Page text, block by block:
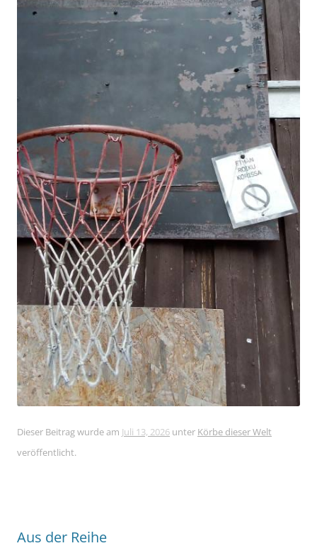
Dieser Beitrag wurde am Juli 13, 2026 unter Körbe dieser Welt
veröffentlicht.
Aus der Reihe